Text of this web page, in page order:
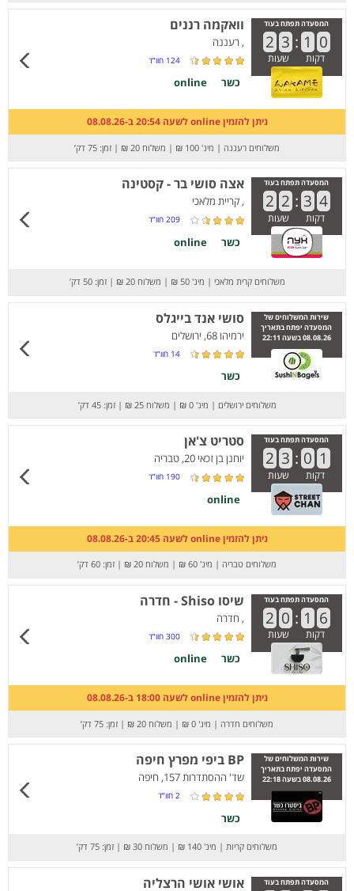
המסעדה תפתח בעוד
2 3 : 1 0
דקות שעות
וואקמה רננים
, רעננה
124 חוו”ד
כשר online
ניתן להזמין online לשעה 20:54 ב-08.08.26
משלוחים רעננה | מינ' 100 ₪ | משלוח 20 ₪ | זמן: 75 דק’
המסעדה תפתח בעוד
2 2 : 3 4
דקות שעות
אצה סושי בר - קסטינה
, קריית מלאכי
209 חוו”ד
כשר online
משלוחים קרית מלאכי | מינ' 50 ₪ | משלוח 20 ₪ | זמן: 50 דק’
שירות המשלוחים של
המסעדה יפתח בתאריך
08.08.26 בשעה 22:11
סושי אנד בייגלס
ירמיהו 68, ירושלים
14 חוו”ד
כשר
משלוחים ירושלים | מינ' 0 ₪ | משלוח 25 ₪ | זמן: 45 דק’
המסעדה תפתח בעוד
2 3 : 0 1
דקות שעות
סטריט צ'אן
יוחנן בן זכאי 20, טבריה
190 חוו”ד
online
ניתן להזמין online לשעה 20:45 ב-08.08.26
משלוחים טבריה | מינ' 60 ₪ | משלוח 20 ₪ | זמן: 60 דק’
המסעדה תפתח בעוד
2 0 : 1 6
דקות שעות
שיסו Shiso - חדרה
, חדרה
300 חוו”ד
כשר online
ניתן להזמין online לשעה 18:00 ב-08.08.26
משלוחים חדרה | מינ' 0 ₪ | משלוח 20 ₪ | זמן: 75 דק’
שירות המשלוחים של
המסעדה יפתח בתאריך
08.08.26 בשעה 22:18
BP ביפי מפרץ חיפה
שד' ההסתדרות 157, חיפה
2 חוו”ד
כשר
משלוחים קריות | מינ' 140 ₪ | משלוח 30 ₪ | זמן: 75 דק’
המסעדה תפתח בעוד אושי אושי הרצליה